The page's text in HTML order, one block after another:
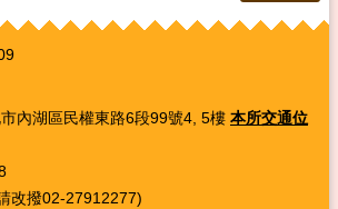
內湖區民權東路6段99號4, 5樓 本所交通位
改撥02-27912277)